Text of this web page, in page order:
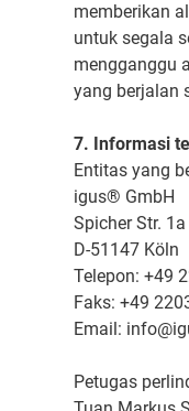
memberikan
untuk segala
mengganggu
yang berjalan
7. Informasi
Entitas yang
igus® GmbH
Spicher Str. 1a
D-51147 Köln
Telepon: +49
Faks: +49
Email:
Petugas